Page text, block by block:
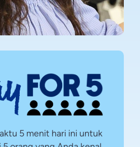
5 menit hari ini untuk